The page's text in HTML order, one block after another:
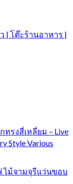
| โต๊ะร้านอาหาร |
รงสี่เหลี่ยม – Live
Style Various